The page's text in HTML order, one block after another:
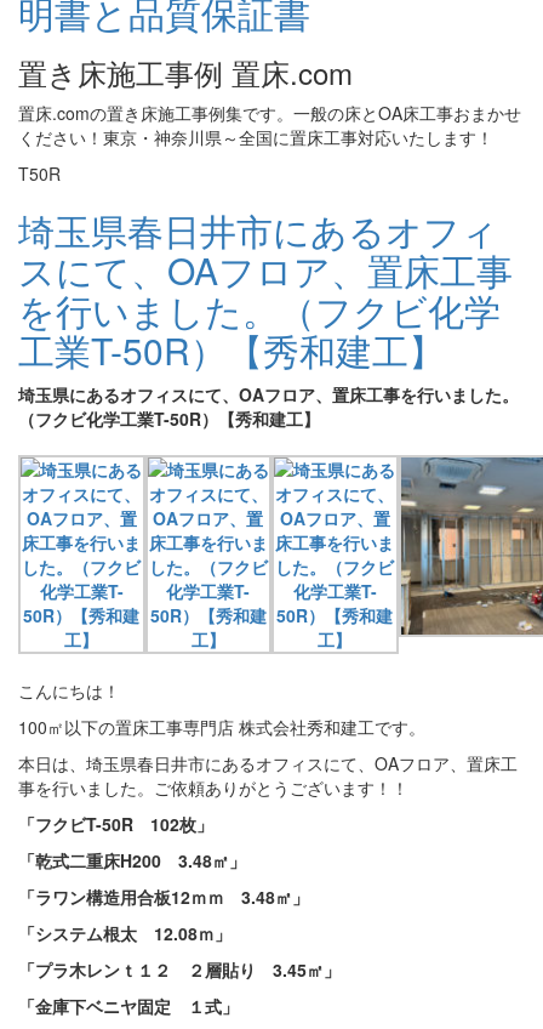
置き床施工事例 置床.com
置床.comの置き床施工事例集です。一般の床とOA床工事おまかせ
ください！東京・神奈川県～全国に置床工事対応いたします！
T50R
埼玉県春日井市にあるオフィ
スにて、OAフロア、置床工事
を行いました。（フクビ化学
工業T-50R）【秀和建工】
埼玉県にあるオフィスにて、OAフロア、置床工事を行いました。
（フクビ化学工業T-50R）【秀和建工】
こんにちは！
100㎡以下の置床工事専門店 株式会社秀和建工です。
本日は、埼玉県春日井市にあるオフィスにて、OAフロア、置床工
事を行いました。ご依頼ありがとうございます！！
「フクビT-50R 102枚」
「乾式二重床H200 3.48㎡」
「ラワン構造用合板12ｍｍ 3.48㎡」
「システム根太 12.08ｍ」
「プラ木レンｔ１２ ２層貼り 3.45㎡」
「金庫下ベニヤ固定 １式」